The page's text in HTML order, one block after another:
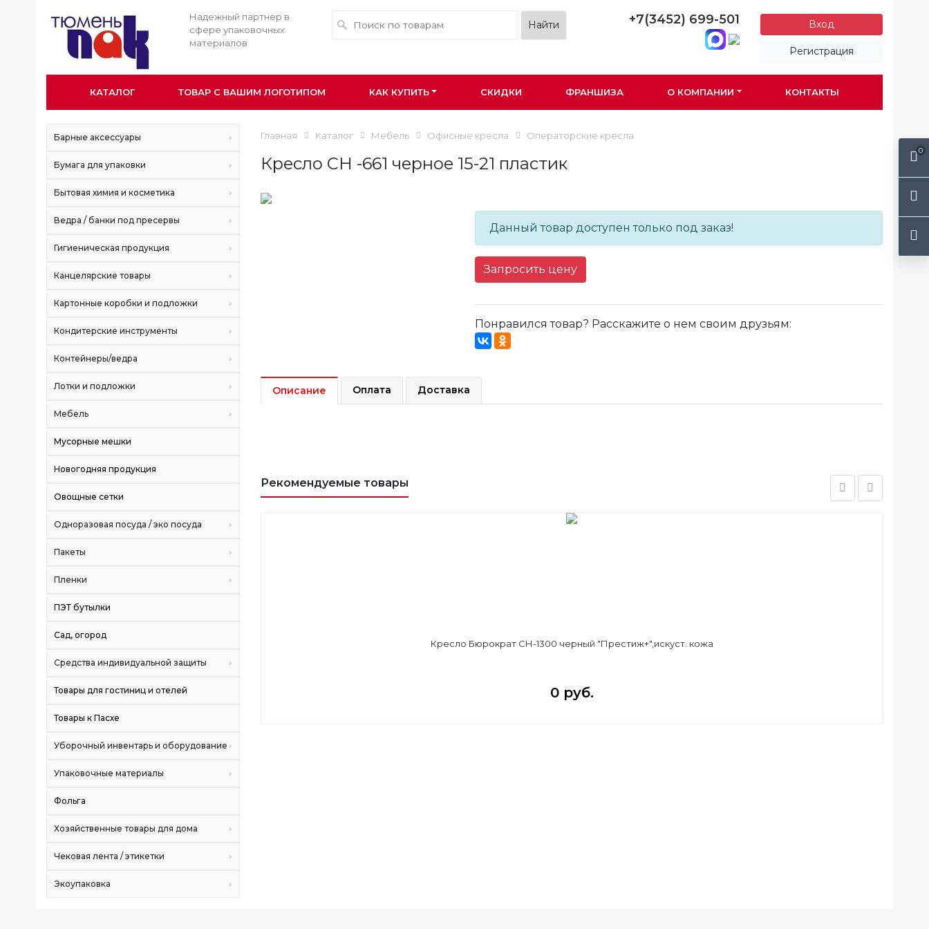
0
Надежный партнер в
сфере упаковочных
материалов
+7(3452) 699-501 Вход
Регистрация
КАТАЛОГ ТОВАР С ВАШИМ ЛОГОТИПОМ КАК КУПИТЬ СКИДКИ ФРАНШИЗА О КОМПАНИИ КОНТАКТЫ
Барные аксессуары
Бумага для упаковки
Бытовая химия и косметика
Ведра / банки под пресервы
Гигиеническая продукция
Канцелярские товары
Картонные коробки и подложки
Кондитерские инструменты
Контейнеры/ведра
Лотки и подложки
Мебель
Мусорные мешки
Новогодняя продукция
Овощные сетки
Одноразовая посуда / эко посуда
Пакеты
Пленки
ПЭТ бутылки
Сад, огород
Средства индивидуальной защиты
Товары для гостиниц и отелей
Товары к Пасхе
Уборочный инвентарь и оборудование
Упаковочные материалы
Фольга
Хозяйственные товары для дома
Чековая лента / этикетки
Экоупаковка
Главная Каталог Мебель Офисные кресла Операторские кресла
Кресло СН -661 черное 15-21 пластик
Данный товар доступен только под заказ!
Запросить цену
Понравился товар? Расскажите о нем своим друзьям:
Описание Оплата Доставка
Рекомендуемые товары
Кресло Бюрократ СН-1300 черный "Престиж+",искуст. кожа
0 руб.